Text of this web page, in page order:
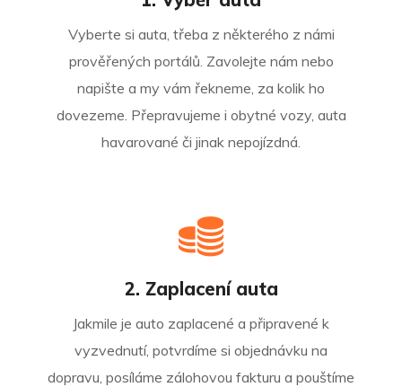
Vyberte si auta, třeba z některého z námi
prověřených portálů. Zavolejte nám nebo
napište a my vám řekneme, za kolik ho
dovezeme. Přepravujeme i obytné vozy, auta
havarované či jinak nepojízdná.
2. Zaplacení auta
Jakmile je auto zaplacené a připravené k
vyzvednutí, potvrdíme si objednávku na
dopravu, posíláme zálohovou fakturu a pouštíme